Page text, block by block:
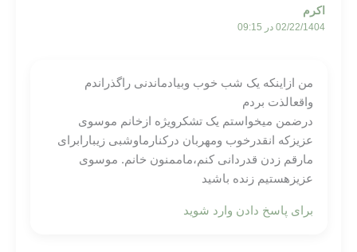
اکرم
02/22/1404 در 09:15
من ازاینکه یک شب خوب وبیادماندنی راگذراندم
واقعالذت بردم
درضمن میخواستم یک تشکرویژه ازخانم موسوی
عزیزکه انقدرخوب ومهربان درکنارماوشبی زیبارابرای
مارقم زدن قدردانی کنم،ماممنون خانم. موسوی
عزیزهستیم زنده باشید
برای پاسخ دادن وارد شوید